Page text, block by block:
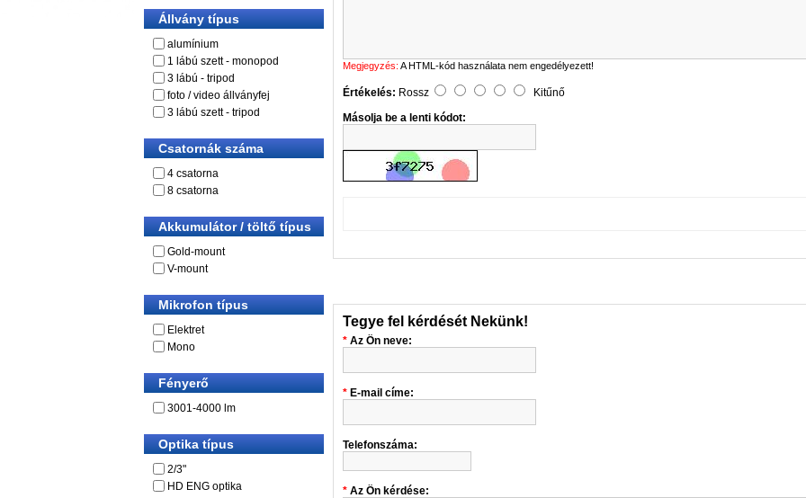
Állvány típus
alumínium
1 lábú szett - monopod
3 lábú - tripod
foto / video állványfej
3 lábú szett - tripod
Csatornák száma
4 csatorna
8 csatorna
Akkumulátor / töltő típus
Gold-mount
V-mount
Mikrofon típus
Elektret
Mono
Fényerő
3001-4000 lm
Optika típus
2/3"
HD ENG optika
Megjegyzés: A HTML-kód használata nem engedélyezett!
Értékelés: Rossz
Kitűnő
Másolja be a lenti kódot:
Tegye fel kérdését Nekünk!
Az Ön neve:
E-mail címe:
Telefonszáma:
Az Ön kérdése: